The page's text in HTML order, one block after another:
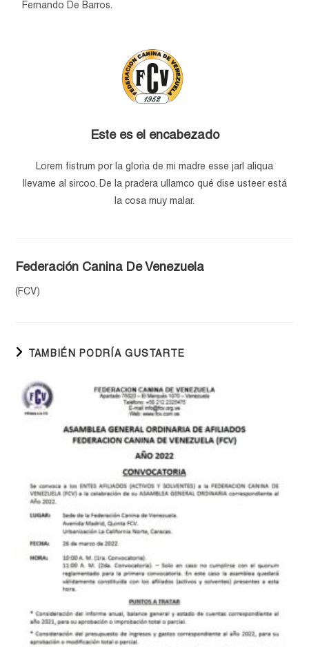
Fernando De Barros.
Este es el encabezado
Lorem fistrum por la gloria de mi madre esse jarl aliqua
llevame al sircoo. De la pradera ullamco qué dise usteer está
la cosa muy malar.
Federación Canina De Venezuela
(FCV)
TAMBIÉN PODRÍA GUSTARTE